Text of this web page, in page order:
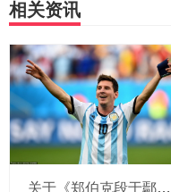
相关资讯
关于《郑伯克段于鄢》，三个广为流传的错误